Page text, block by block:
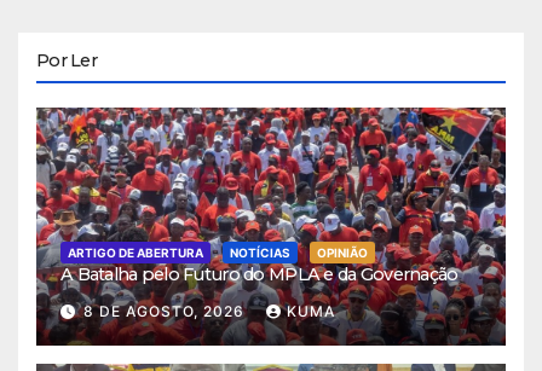
Por Ler
ARTIGO DE ABERTURA NOTÍCIAS OPINIÃO
A Batalha pelo Futuro do MPLA e da Governação
8 DE AGOSTO, 2026 KUMA